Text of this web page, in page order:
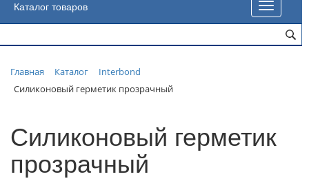
Каталог товаров
Toggle
Главная Каталог
Interbond
Силиконовый герметик прозрачный
Силиконовый герметик
прозрачный